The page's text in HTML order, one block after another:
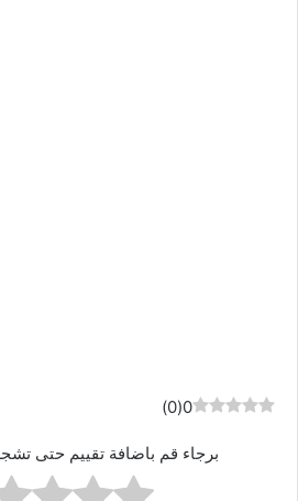
0
(
0
)
برجاء قم باضافة تقييم حتى